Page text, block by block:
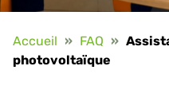
Accueil » FAQ »
photovoltaïque